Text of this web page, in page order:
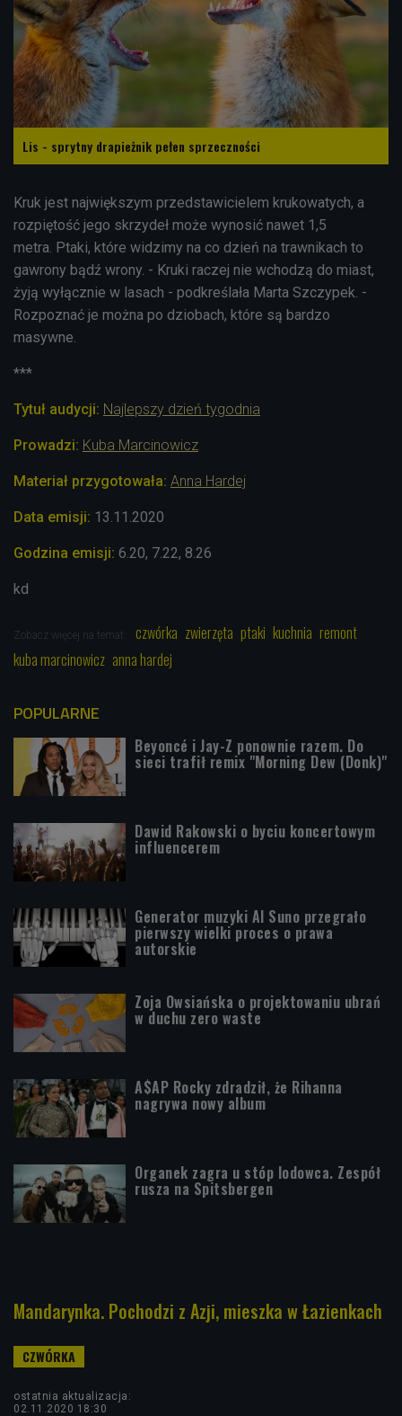
Lis - sprytny drapieżnik pełen sprzeczności
Kruk jest największym przedstawicielem krukowatych, a
rozpiętość jego skrzydeł może wynosić nawet 1,5
metra. Ptaki, które widzimy na co dzień na trawnikach to
gawrony bądź wrony. - Kruki raczej nie wchodzą do miast,
żyją wyłącznie w lasach - podkreślała Marta Szczypek. -
Rozpoznać je można po dziobach, które są bardzo
masywne.
***
Tytuł audycji: Najlepszy dzień tygodnia
Prowadzi: Kuba Marcinowicz
Materiał przygotowała: Anna Hardej
Data emisji: 13.11.2020
Godzina emisji: 6.20, 7.22, 8.26
kd
Zobacz więcej na temat: czwórka zwierzęta ptaki kuchnia remont
kuba marcinowicz anna hardej
POPULARNE
Beyoncé i Jay-Z ponownie razem. Do
sieci trafił remix "Morning Dew (Donk)"
Dawid Rakowski o byciu koncertowym
influencerem
Generator muzyki AI Suno przegrało
pierwszy wielki proces o prawa
autorskie
Zoja Owsiańska o projektowaniu ubrań
w duchu zero waste
A$AP Rocky zdradził, że Rihanna
nagrywa nowy album
Organek zagra u stóp lodowca. Zespół
rusza na Spitsbergen
Mandarynka. Pochodzi z Azji, mieszka w Łazienkach
ostatnia aktualizacja:
02.11.2020 18:30